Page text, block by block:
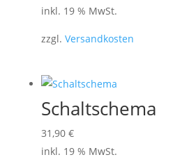
gewählt
inkl. 19 % MwSt.
zzgl. Versandkosten
Schaltschema
31,90 €
inkl. 19 % MwSt.